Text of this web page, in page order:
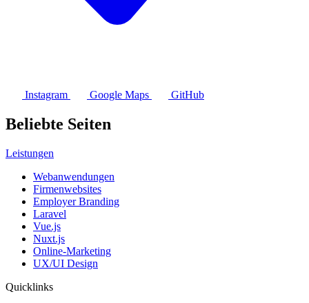
Instagram Google Maps GitHub
Beliebte Seiten
Leistungen
Webanwendungen
Firmenwebsites
Employer Branding
Laravel
Vue.js
Nuxt.js
Online-Marketing
UX/UI Design
Quicklinks